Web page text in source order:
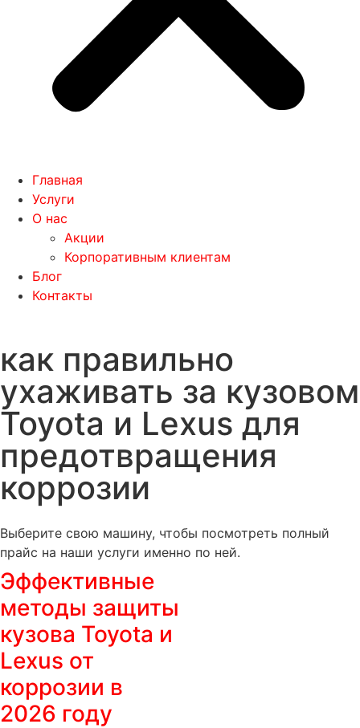
Главная
Услуги
О нас
Акции
Корпоративным клиентам
Блог
Контакты
как правильно
ухаживать за кузовом
Toyota и Lexus для
предотвращения
коррозии
Выберите свою машину, чтобы посмотреть полный
прайс на наши услуги именно по ней.
Эффективные
методы защиты
кузова Toyota и
Lexus от
коррозии в
2026 году